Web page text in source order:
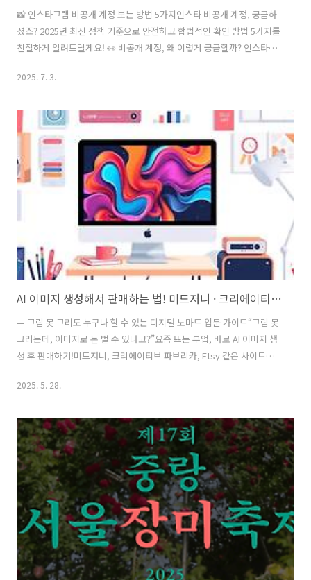
📸 인스타그램 비공개 계정 보는 방법 5가지인스타 비공개 계정, 궁금하
셨죠? 2025년 최신 정책 기준으로 안전하고 합법적인 확인 방법 5가지를
친절하게 알려드릴게요! 👀 비공개 계정, 왜 이렇게 궁금할까? 인스타그
러야 하나?’, ‘다른 방법은 없을까?’ 고민하셨다면, 이 글 하나로 해결되
방법만 소개해 드릴게요. ❌ 개인정보 털릴 걱정 NO!✅ 진짜 도움 되는
팁만 정리했어요.🔒 비공개 계정이란?비공개 계정은 말 그대로, 게시물과
스토리를 팔로워만 볼 수 있는 계정이에요.팔로우 요청을 보내고, 상대방
이 수락해야 그 안의 콘텐츠를 볼 수 있답니다.✅ 인스..
2025. 7. 3.
AI 이미지 생성해서 판매하는 법! 미드저니 · 크리에이티브 파브리카로 집에서 수익 만들기 (ft. 프롬프트 예시)
— 그림 못 그려도 누구나 할 수 있는 디지털 노마드 입문 가이드“그림 못
그리는데, 이미지로 돈 벌 수 있다고?”요즘 뜨는 부업, 바로 AI 이미지 생
성 후 판매하기!미드저니, 크리에이티브 파브리카, Etsy 같은 사이트에
가능한 플랫폼✔️ 프롬프트 작성법✔️ 감성 이미지 예시✔️ 수익화 팁까지!
이미지 판매란?필요한 준비물대표 플랫폼 소개 (미드저니, 크리에이티브
파브리카, Etsy)프롬프트 작성 예시이미지 판매 등록하는 법수익 내기
위한 팁자주 묻는 질문 정리🧠 1. AI 이미지 판매란?AI 툴에 프롬프트(명
령어)를 입력해서고퀄리티 이미지를 생성하..
2025. 5. 28.